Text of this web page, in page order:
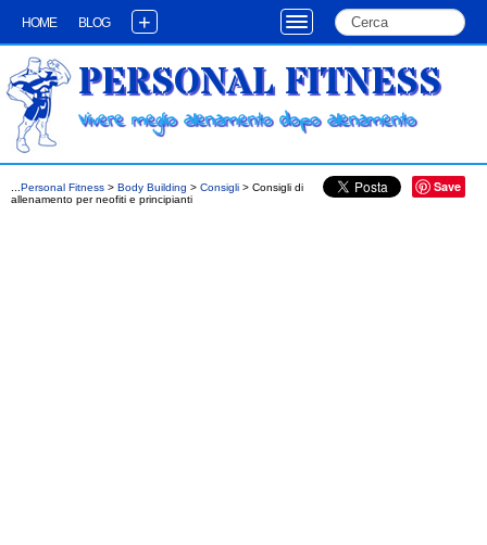
HOME BLOG +
PERSONAL FITNESS
Vivere meglio allenamento dopo allenamento
Save
Personal Fitness > Body Building > Consigli > Consigli di
allenamento per neofiti e principianti